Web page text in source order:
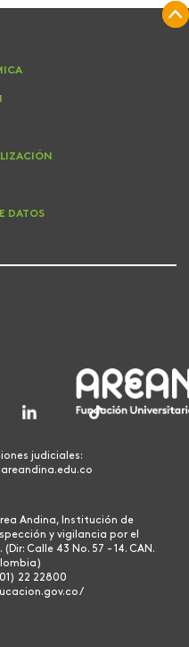
DATOS
judiciales:
Andina, Institución de
y vigilancia por el
Calle 43 No. 57 - 14. CAN.
22 22800